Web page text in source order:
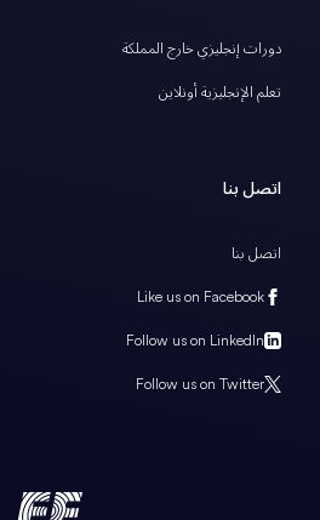
دورات إنجليزي خارج المملكة
تعلم الإنجليزية أونلاين
اتصل بنا
اتصل بنا
Like us on Facebook
Follow us on LinkedIn
Follow us on Twitter